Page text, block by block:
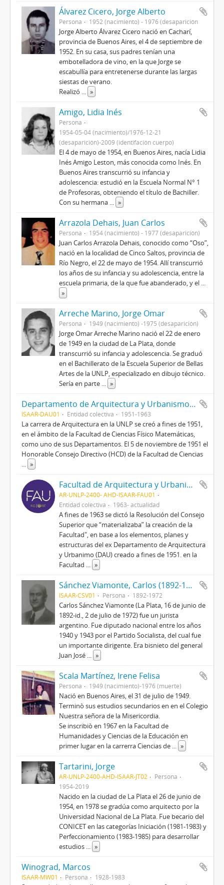
Álvarez Cicero, Jorge Alberto
Persona 1952 (nacimiento) - 1976 (desaparición
Jorge Alberto Álvarez Cicero nació en Cacharí,
provincia de Buenos Aires, el 4 de septiembre de
1952. En su casa, sus padres tenían una
embotelladora de vino, en la que Jorge se
escabullía para entretenerse durante las largas
siestas de verano.
Realizó ... »
Amigo, Lidia Inés
Persona
1954-05-04 (nacimiento)/1976-12-21
(desaparición)-2009 (identifación cuerpo)
El 4 de mayo de 1954, en Buenos Aires, nacía Lidia
Inés Amigo Leston, más conocida como Inés. En
Buenos Aires transcurrió su infancia y
adolescencia: estudió en la Escuela Normal N° 1
de Profesoras, obteniendo el título de Bachiller.
Con su hermana ... »
Arrazola Dehais, Juan Carlos
Persona 1954 (nacimiento) - 1977 (desaparición)
Juan Carlos Arrazola Dehais, conocido como “Oso”,
nació en la localidad de Cinco Saltos, provincia de
Río Negro, el 22 de mayo de 1954. Allí transcurrió
los años de su infancia y su adolescencia, entre la
escuela primaria, de la que fue abanderado, y el ...
»
Arreche Marino, Jorge Omar
Persona 1949 (nacimiento) -1975 (desaparición)
Jorge Omar Arreche Marino nació el 22 de enero
de 1949 en la ciudad de La Plata, donde
transcurrió su infancia y adolescencia. Se graduó
en el Bachillerato de la Escuela Superior de Bellas
Artes de la UNLP, especializado en dibujo técnico.
Sería en parte ... »
Departamento de Arquitectura y Urbanismo. Facultad de Ciencias Fisicomatemáticas. Universidad Nacional de La Plata (1951-1963)
ISAAR-DAU01 Entidad colectiva 1951-1963
La carrera de Arquitectura en la UNLP se creó a fines de 1951,
en el ámbito de la Facultad de Ciencias Físico Matemáticas,
como uno de sus Departamentos. El 5 de noviembre de 1951 el
Honorable Consejo Directivo (HCD) de la Facultad de Ciencias
... »
Facultad de Arquitectura y Urbanismo. Universidad Nacional de La Plata (1963-actualidad)
AR-UNLP-2400- AHD-ISAAR-FAU01
Entidad colectiva
1963- actualidad
A fines de 1963 se dictó la Resolución del Consejo
Superior que “materializaba” la creación de la
Facultad", en base a los elementos, planes y
estructuras del ex Departamento de Arquitectura
y Urbanimo (DAU) creado a fines de 1951. en la
Facultad ... »
Sánchez Viamonte, Carlos (1892-1972)
ISAAR-CSV01 Persona 1892-1972
Carlos Sánchez Viamonte (La Plata, 16 de junio de
1892-id., 2 de julio de 1972) fue un jurista
argentino. Fue diputado nacional entre los años
1940 y 1943 por el Partido Socialista, del cual fue
un importante dirigente. Era bisnieto del general
Juan José ... »
Scala Martínez, Irene Felisa
Persona 1949 (nacimiento)-1976 (muerte)
Nació en Buenos Aires, el 31 de julio de 1949.
Terminò sus estudios secundarios en en el Colegio
Nuestra señora de la Misericordia.
Se inscribiò en 1967 en la Facultad de
Humanidades y Ciencias de la Educación en
primer lugar en la carrerra Ciencias de ... »
Tartarini, Jorge
AR-UNLP-2400-AHD-ISAAR-JT02
Persona
1954-2019
Nacido en la ciudad de La Plata el 26 de junio de
1954, en 1978 se gradúa como arquitecto por la
Universidad Nacional de La Plata. Fue becario del
CONICET en las categorías Iniciación (1981-1983) y
Perfeccionamiento (1983-1985) para desarrollar
estudios ... »
Winograd, Marcos
ISAAR-MW01 Persona 1928-1983